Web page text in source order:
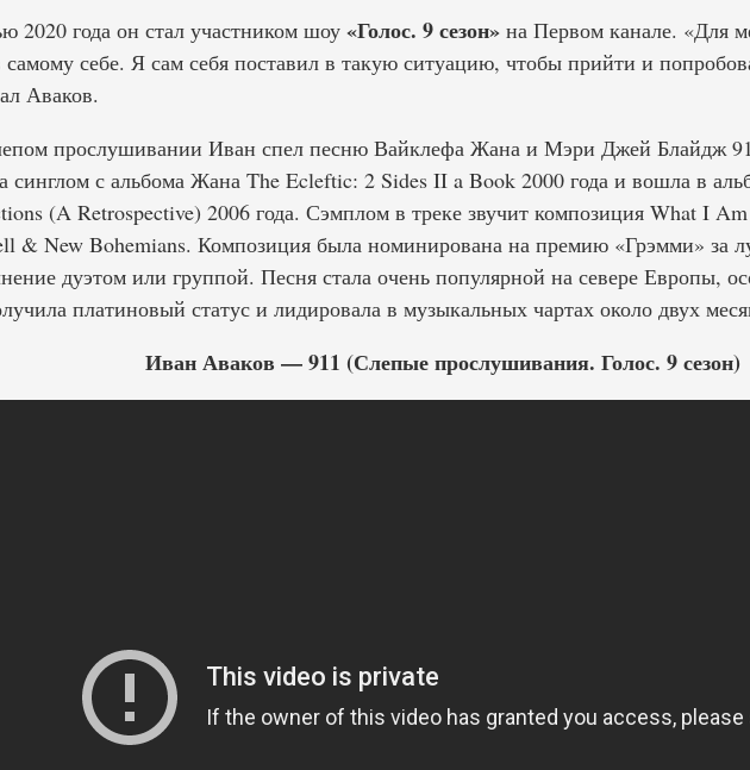
2020 года он стал участником шоу «Голос. 9 сезон»на Первом канале. «Для
самому себе. Я сам себя поставил в такую ситуацию, чтобы прийти и
Аваков.
прослушивании Иван спел песню Вайклефа Жана и Мэри Джей Блайдж
синглом с альбома Жана The Ecleftic: 2 Sides II a Book 2000 года и вошла в
(A Retrospective) 2006 года. Сэмплом в треке звучит композиция What I
& New Bohemians. Композиция была номинирована на премию «Грэмми» за
дуэтом или группой. Песня стала очень популярной на севере Европы,
платиновый статус и лидировала в музыкальных чартах около двух
Иван Аваков — 911 (Слепые прослушивания. Голос. 9 сезон)